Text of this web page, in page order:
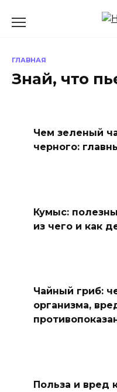
ГЛАВНАЯ
Знай, что
Чем зеленый
черного:
Кумыс:
из чего и как
Чайный гриб:
организма,
Польза и вред